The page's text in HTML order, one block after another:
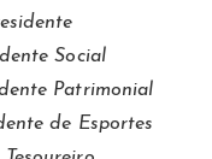
Social
Patrimonial
de Esportes